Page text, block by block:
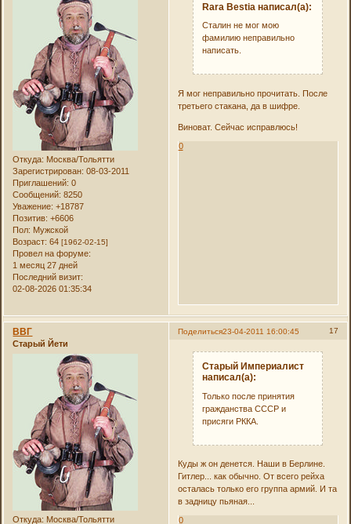
Откуда: Москва/Тольятти
Зарегистрирован: 08-03-2011
Приглашений: 0
Сообщений: 8250
Уважение: +18787
Позитив: +6606
Пол: Мужской
Возраст: 64[1962-02-15]
Провел на форуме:
1 месяц 27 дней
Последний визит:
02-08-2026 01:35:34
Rara Bestia написал(а):
Сталин не мог мою
фамилию неправильно
написать.
Я мог неправильно прочитать. После
третьего стакана, да в шифре.
Виноват. Сейчас исправлюсь!
0
Поделиться 17
23-04-2011 16:00:45
ВВГ
Старый Йети
Откуда: Москва/Тольятти
Старый Империалист
написал(а):
Только после принятия
гражданства СССР и
присяги РККА.
Куды ж он денется. Наши в Берлине.
Гитлер... как обычно. От всего рейха
осталась только его группа армий. И та
в задницу пьяная...
0